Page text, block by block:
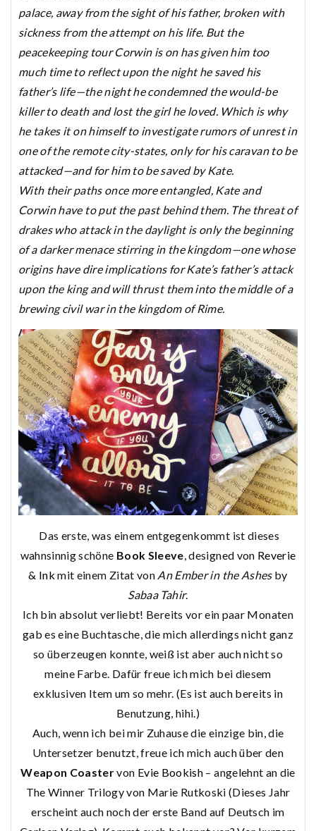
palace, away from the sight of his father, broken with
sickness from the attempt on his life. But the
peacekeeping tour Corwin is on has given him too
much time to reflect upon the night he saved his
father’s life—the night he condemned the would-be
killer to death and lost the girl he loved. Which is why
he takes it on himself to investigate rumors of unrest in
one of the remote city-states, only for his caravan to be
attacked—and for him to be saved by Kate.
With their paths once more entangled, Kate and
Corwin have to put the past behind them. The threat of
drakes who attack in the daylight is only the beginning
of a darker menace stirring in the kingdom—one whose
origins have dire implications for Kate’s father’s attack
upon the king and will thrust them into the middle of a
brewing civil war in the kingdom of Rime.
Das erste, was einem entgegenkommt ist dieses
wahnsinnig schöne Book Sleeve, designed von Reverie
& Ink mit einem Zitat von An Ember in the Ashes by
Sabaa Tahir.
Ich bin absolut verliebt! Bereits vor ein paar Monaten
gab es eine Buchtasche, die mich allerdings nicht ganz
so überzeugen konnte, weiß ist aber auch nicht so
meine Farbe. Dafür freue ich mich bei diesem
exklusiven Item um so mehr. (Es ist auch bereits in
Benutzung, hihi.)
Auch, wenn ich bei mir Zuhause die einzige bin, die
Untersetzer benutzt, freue ich mich auch über den
Weapon Coastervon Evie Bookish – angelehnt an die
The Winner Trilogy von Marie Rutkoski (Dieses Jahr
erscheint auch noch der erste Band auf Deutsch im